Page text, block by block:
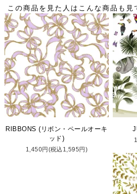
この商品を見た人はこんな商品も見
RIBBONS (リボン・ペールオーキ
ッド)
1,450円(税込1,595円)